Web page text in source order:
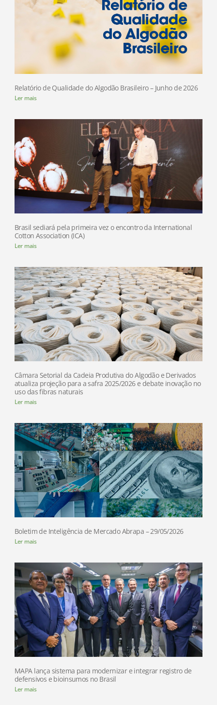
Relatório de Qualidade do Algodão Brasileiro – Junho de 2026
Ler mais
Brasil sediará pela primeira vez o encontro da International
Cotton Association (ICA)
Ler mais
Câmara Setorial da Cadeia Produtiva do Algodão e Derivados
atualiza projeção para a safra 2025/2026 e debate inovação no
uso das fibras naturais
Ler mais
Boletim de Inteligência de Mercado Abrapa – 29/05/2026
Ler mais
MAPA lança sistema para modernizar e integrar registro de
defensivos e bioinsumos no Brasil
Ler mais